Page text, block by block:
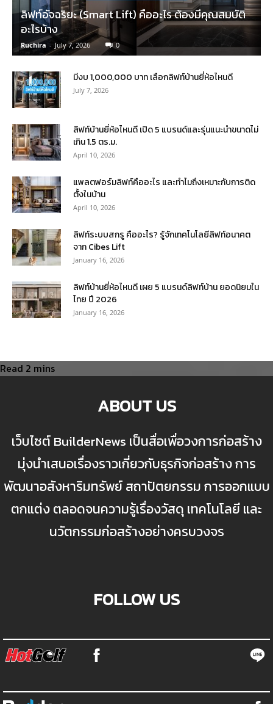
ลิฟท์อัจฉริยะ (Smart Lift) คืออะไร ต้องมีคุณสมบัติ
อะไรบ้าง
Ruchira - July 7, 2026 0
มีงบ 1,000,000 บาท เลือกลิฟท์บ้านยี่ห้อไหนดี
July 7, 2026
ลิฟท์บ้านยี่ห้อไหนดี เปิด 5 แบรนด์และรุ่นแนะนำขนาดไม่
เกิน 1.5 ตร.ม.
April 10, 2026
แพลตฟอร์มลิฟท์คืออะไร และทำไมถึงเหมาะกับการติด
ตั้งในบ้าน
April 10, 2026
ลิฟท์ระบบสกรู คืออะไร? รู้จักเทคโนโลยีลิฟท์อนาคต
จาก Cibes Lift
January 16, 2026
ลิฟท์บ้านยี่ห้อไหนดี เผย 5 แบรนด์ลิฟท์บ้าน ยอดนิยมใน
ไทย ปี 2026
January 16, 2026
ABOUT US
เว็บไซต์ BuilderNews เป็นสื่อเพื่อวงการก่อสร้าง
มุ่งนำเสนอเรื่องราวเกี่ยวกับธุรกิจก่อสร้าง การ
พัฒนาอสังหาริมทรัพย์ สถาปัตยกรรม การออกแบบ
ตกแต่ง ตลอดจนความรู้เรื่องวัสดุ เทคโนโลยี และ
นวัตกรรมก่อสร้างอย่างครบวงจร
FOLLOW US